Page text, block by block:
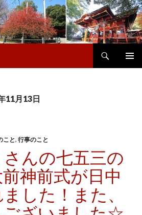
11月13日
こと, 行事のこと
んの七五三の
神前式が日中
した！また、